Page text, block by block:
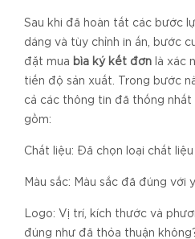
Sau khi đã hoàn tất các bước
dáng và tùy chỉnh in ấn, bước
đặt mua bìa ký kết đơn là xác
tiến độ sản xuất. Trong bước
cả các thông tin đã thống nhất
gồm:
Chất liệu: Đã chọn loại chất
Màu sắc: Màu sắc đã đúng với
Logo: Vị trí, kích thước và
đúng như đã thỏa thuận